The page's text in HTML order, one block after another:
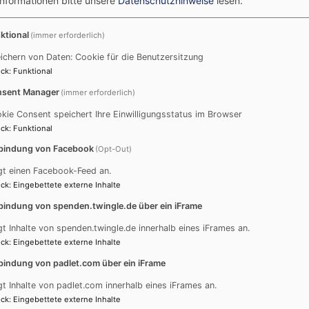
der Evangelisch-Lutherischen Kirche in Bayern
entschieden über die Zusammensetzung der
direkt gewählt. Unter den Gewählten sind 60
Leitungsebene vertreten.
Insgesamt 63 der 89 Gewählten sind erstmals in der
erneuert. 61 der gewählten Mitglieder sind
bei 56 Prozent. Die Synode wird zudem jünger: 14
Jahre. 26 der neu gewählten Personen gehörten
was den ausgeprägten personellen Wechsel
von der Landesjugendkammer entsandt wurden und drei
werden in der nächsten Zeit durch Landeskirchenrat und
und politischen Leben berufen.
erfolgt unter dem Vorbehalt der Wahlprüfung
Landessynode im März 2026. Die offizielle
zukünftig mitPfarrerin Andrea Klopfer
(immer erforderlich)
von Daten: Cookie für die Benutzersitzung
: Funktional
Manager (immer erforderlich)
Consent speichert Ihre Einwilligungsstatus im Browser
: Funktional
von Facebook (Opt-Out)
einen Facebook-Feed an.
: Eingebettete externe Inhalte
von spenden.twingle.de über ein iFrame
Inhalte von spenden.twingle.de innerhalb eines iFrames an.
: Eingebettete externe Inhalte
von padlet.com über ein iFrame
Inhalte von padlet.com innerhalb eines iFrames an.
: Eingebettete externe Inhalte